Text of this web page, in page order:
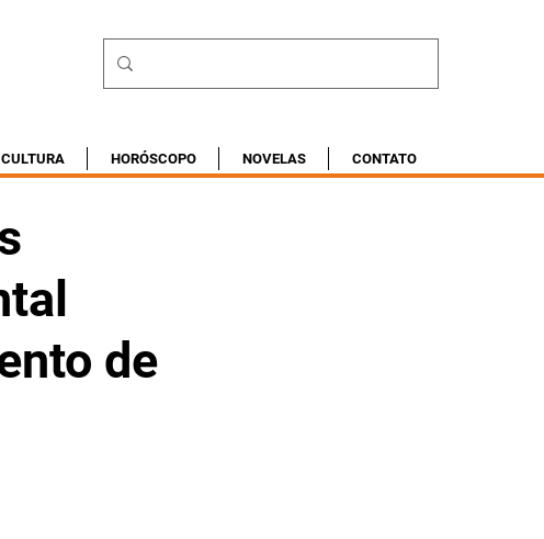
CULTURA HORÓSCOPO NOVELAS CONTATO
de